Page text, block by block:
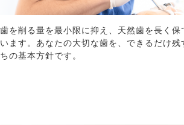
歯を削る量を最小限に抑え、天然歯を長く保
います。あなたの大切な歯を、できるだけ残
ちの基本方針です。